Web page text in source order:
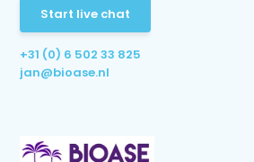
Start live chat
+31 (0) 6 502 33 825
jan@bioase.nl